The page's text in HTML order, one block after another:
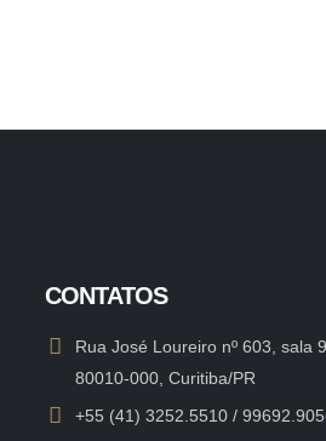
CONTATOS
Rua José Loureiro nº 603, sala
80010-000, Curitiba/PR
+55 (41) 3252.5510 /